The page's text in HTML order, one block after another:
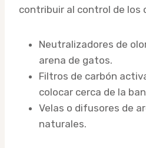
contribuir al control de los
Neutralizadores de
arena de gatos.
Filtros de carbón
colocar cerca de la
Velas o difusores de
naturales.